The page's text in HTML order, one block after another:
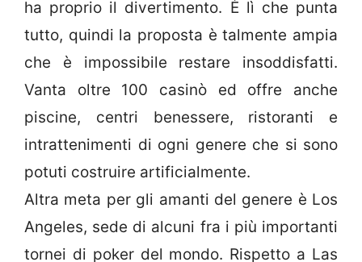
ha proprio il divertimento. È lì che punta
tutto, quindi la proposta è talmente ampia
che è impossibile restare insoddisfatti.
Vanta oltre 100 casinò ed offre anche
piscine, centri benessere, ristoranti e
intrattenimenti di ogni genere che si sono
potuti costruire artificialmente.
Altra meta per gli amanti del genere è Los
Angeles, sede di alcuni fra i più importanti
tornei di poker del mondo. Rispetto a Las